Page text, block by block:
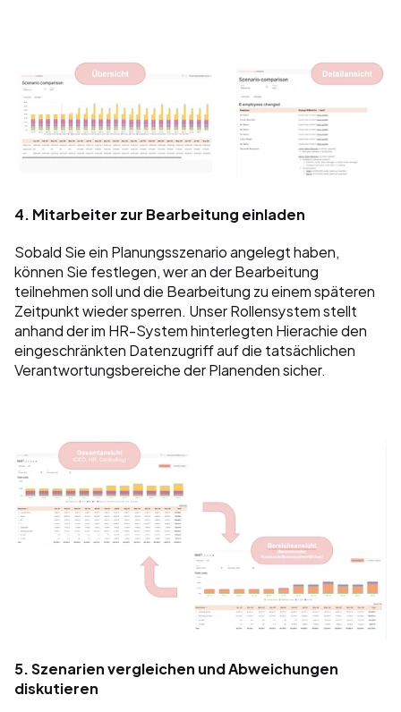
4. Mitarbeiter zur Bearbeitung einladen
Sobald Sie ein Planungsszenario angelegt haben,
können Sie festlegen, wer an der Bearbeitung
teilnehmen soll und die Bearbeitung zu einem späteren
Zeitpunkt wieder sperren. Unser Rollensystem stellt
anhand der im HR-System hinterlegten Hierachie den
eingeschränkten Datenzugriff auf die tatsächlichen
Verantwortungsbereiche der Planenden sicher.
5. Szenarien vergleichen und Abweichungen
diskutieren